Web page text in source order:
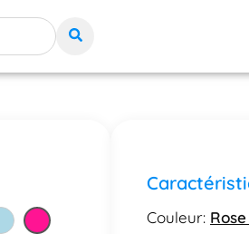
Couleur: